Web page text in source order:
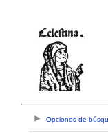
Opciones de